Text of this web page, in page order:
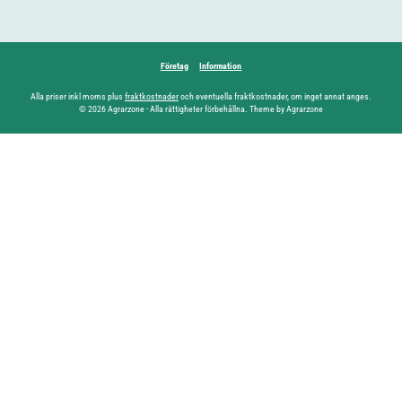
Företag Information
Alla priser inkl moms plus fraktkostnaderoch eventuella fraktkostnader, om inget annat anges.
© 2026 Agrarzone - Alla rättigheter förbehållna. Theme by Agrarzone